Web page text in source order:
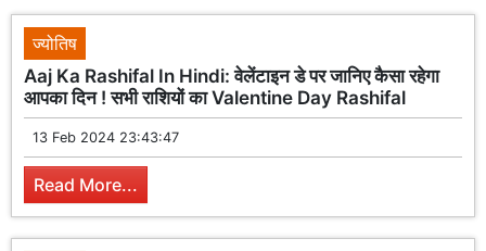
ज्योतिष
Aaj Ka Rashifal In Hindi: वेलेंटाइन डे पर जानिए कैसा रहेगा
आपका दिन ! सभी राशियों का Valentine Day Rashifal
13 Feb 2024 23:43:47
Read More...